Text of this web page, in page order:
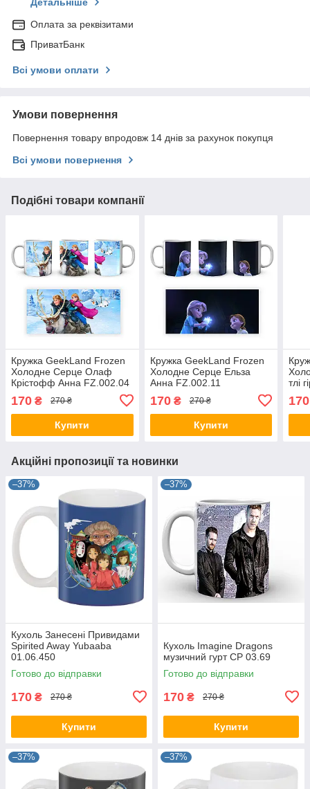
Оплата за реквізитами
ПриватБанк
Всі умови оплати
Умови повернення
Повернення товару впродовж 14 днів за рахунок покупця
Всі умови повернення
Подібні товари компанії
Кружка GeekLand Frozen
Холодне Серце Олаф
Крістофф Анна FZ.002.04
170 ₴ 270 ₴
Купити
Кружка GeekLand Frozen
Холодне Серце Ельза
Анна FZ.002.11
170₴ 270 ₴
Купити
тлі
170
Акційні пропозиції та новинки
–37%
Кухоль Занесені Привидами
Spirited Away Yubaaba
01.06.450
Готово до відправки
170 ₴ 270 ₴
Купити
–37%
Кухоль Imagine Dragons
музичний гурт CP 03.69
Готово до відправки
170 ₴ 270 ₴
Купити
–37% –37%